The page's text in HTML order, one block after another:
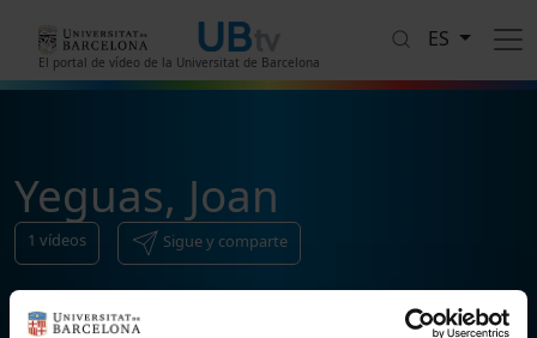
El portal de vídeo de la Universitat de Barcelona
ES
Yeguas, Joan
1 vídeos Sigue y comparte